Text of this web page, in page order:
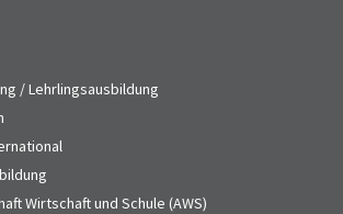
/ Lehrlingsausbildung
Wirtschaft und Schule (AWS)